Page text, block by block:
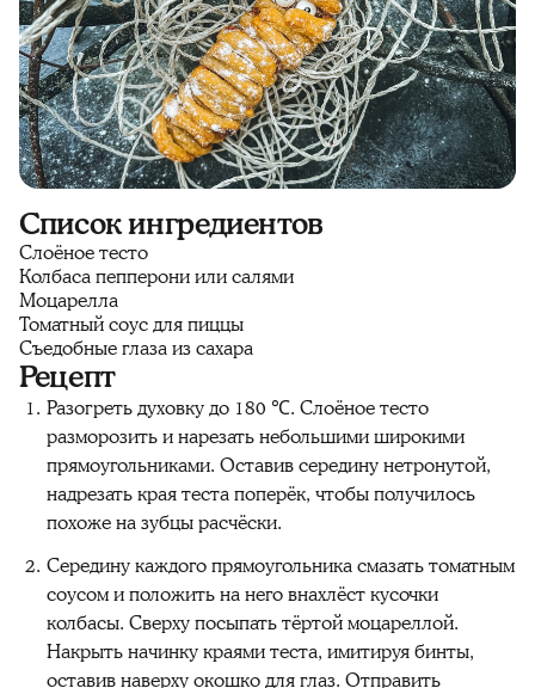
Список ингредиентов
Слоёное тесто
Колбаса пепперони или салями
Моцарелла
Томатный соус для пиццы
Съедобные глаза из сахара
Рецепт
Разогреть духовку до 180 ℃. Слоёное тесто
разморозить и нарезать небольшими широкими
прямоугольниками. Оставив середину нетронутой,
надрезать края теста поперёк, чтобы получилось
похоже на зубцы расчёски.
Середину каждого прямоугольника смазать томатным
соусом и положить на него внахлёст кусочки
колбасы. Сверху посыпать тёртой моцареллой.
Накрыть начинку краями теста, имитируя бинты,
оставив наверху окошко для глаз. Отправить